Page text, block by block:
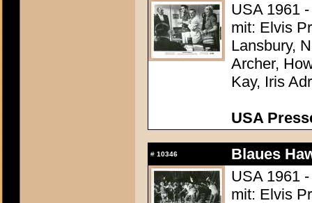
USA 1961
mit: Elvis
Lansbury,
Archer,
Kay, Iris
USA
# 10346
Blaues
USA 1961
mit: Elvis